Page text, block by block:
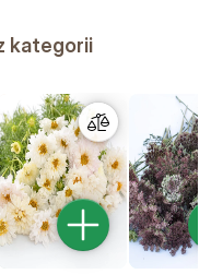
kategorii